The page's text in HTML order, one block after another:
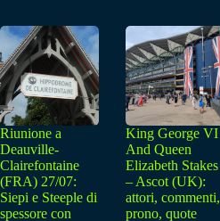
Riunione a
Deauville-
Clairefontaine
(FRA) 27/07:
Siepi e Steeple di
spessore con
King George VI
And Queen
Elizabeth Stakes
– Ascot (UK):
attori, commenti,
prono, quote